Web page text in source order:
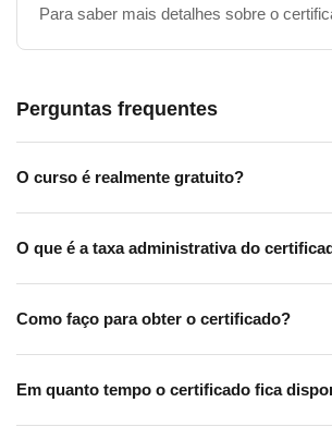
Para saber mais detalhes sobre o
Perguntas frequentes
O curso é realmente gratuito?
O que é a taxa administrativa do
Como faço para obter o certificado?
Em quanto tempo o certificado fica